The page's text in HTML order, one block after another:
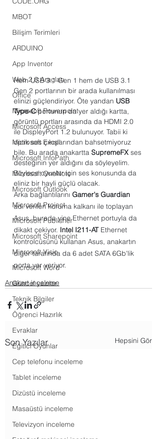
MBOT
Bilişim Terimleri
ARDUINO
App Inventor
Web 2.0 Araçları
Office
Microsoft Powerpoint
Microsoft Access
Microsoft Excel
Microsoft InfoPath
Microsoft OneNote
Microsoft Outlook
Microsoft Project
Microsoft Publisher
Microsoft Sharepoint
Microsoft Visio
Microsoft Word
Güncel yazılar
Teknik Bilgiler
Öğrenci Hazırlık
Evraklar
Eğitici Oyunlar
Cep telefonu inceleme
Tablet inceleme
Dizüstü inceleme
Masaüstü inceleme
Televizyon inceleme
Hem USB 3.1 Gen 1 hem de USB 3.1
Gen 2 portlarının bir arada kullanılması
elinizi güçlendiriyor. Öte yandan USB
Type-C portunun da yer aldığı kartta,
görüntü portları arasında da HDMI 2.0
ile DispleyPort 1.2 bulunuyor. Tabii ki
optik ses çıkışlarından bahsetmiyoruz
bile. Bu arada anakartta SupremeFX ses
desteğinin yer aldığını da söyleyelim.
Böylece oyunlar için ses konusunda da
eliniz bir hayli güçlü olacak.
Arka bağlantılarını Gamer's Guardian
adı verilen koruma kalkanı ile toplayan
Asus, burada yine Ethernet portuyla da
dikakt çekiyor. Intel I211-AT Ethernet
kontrolcüsünü kullanan Asus, anakartın
diğer tarafında da 6 adet SATA 6Gb'lik
porta yer veriyor.
Anakart inceleme
Son Yazılar Hepsini Gör